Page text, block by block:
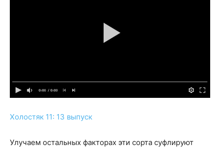
Холостяк 11: 13 выпуск
Улучаем остальных факторах эти сорта суфлируют